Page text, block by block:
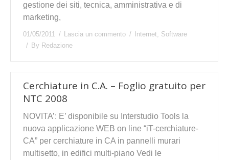
gestione dei siti, tecnica, amministrativa e di
marketing,
01/05/2011 Lascia un commento Internet, Software
By Redazione
Cerchiature in C.A. – Foglio gratuito per
NTC 2008
NOVITA’: E’ disponibile su Interstudio Tools la
nuova applicazione WEB on line “iT-cerchiature-
CA” per cerchiature in CA in pannelli murari
multisetto, in edifici multi-piano Vedi le